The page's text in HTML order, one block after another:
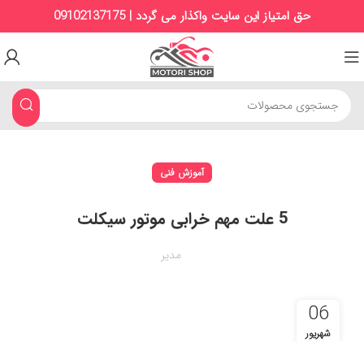
حق امتیاز این سایت واکذار می گردد | 09102137175
آموزش فنی
5 علت مهم خرابی موتور سیکلت
مدیر
06
شهریور